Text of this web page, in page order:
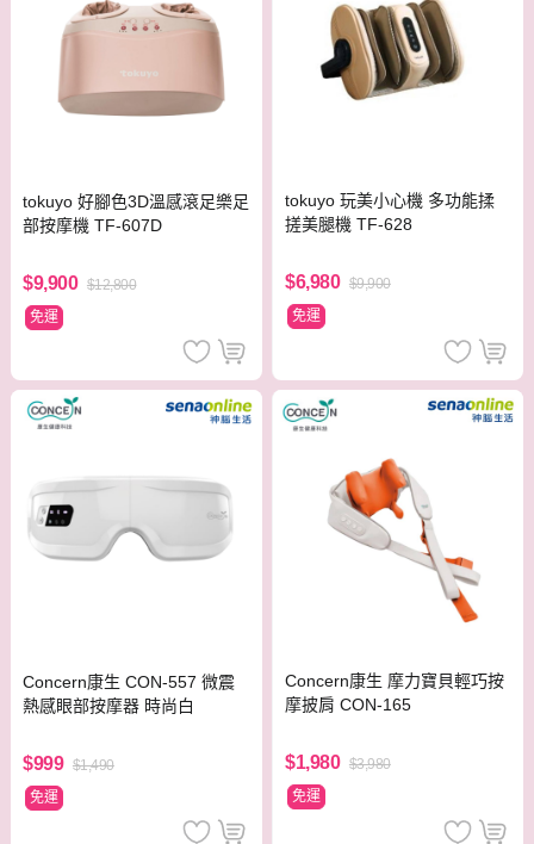
tokuyo 好腳色3D溫感滾足樂足
部按摩機 TF-607D
$9,900 $12,800
免運
tokuyo 玩美小心機 多功能揉
搓美腿機 TF-628
$6,980 $9,900
免運
Concern康生 CON-557 微震
熱感眼部按摩器 時尚白
$999 $1,490
免運
Concern康生 摩力寶貝輕巧按
摩披肩 CON-165
$1,980 $3,980
免運